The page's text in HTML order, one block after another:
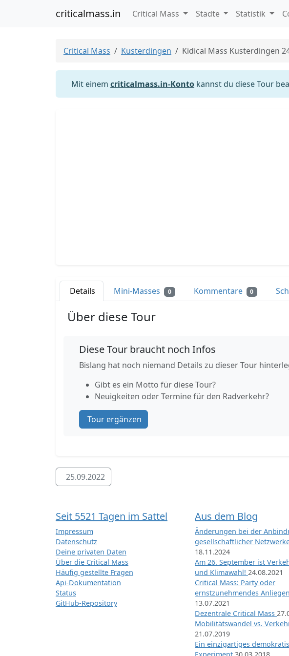
criticalmass.in Critical Mass Städte Statistik
Critical Mass Kusterdingen Kidical Mass Kusterdingen
Mit einem criticalmass.in-Konto kannst du diese Tour
Details Mini-Masses 0 Kommentare 0
Über diese Tour
Diese Tour braucht noch Infos
Bislang hat noch niemand Details zu dieser Tour
Gibt es ein Motto für diese Tour?
Neuigkeiten oder Termine für den Radverkehr?
Tour ergänzen
25.09.2022
Seit 5521 Tagen im Sattel
Impressum
Datenschutz
Deine privaten Daten
Über die Critical Mass
Häufig gestellte Fragen
Api-Dokumentation
Status
GitHub-Repository
Aus dem Blog
Änderungen bei der
gesellschaftlicher
18.11.2024
Am 26. September ist
und Klimawahl! 24.08.2021
Critical Mass: Party oder
ernstzunehmendes
13.07.2021
Dezentrale Critical Mass
Mobilitätswandel vs.
21.07.2019
Ein einzigartiges